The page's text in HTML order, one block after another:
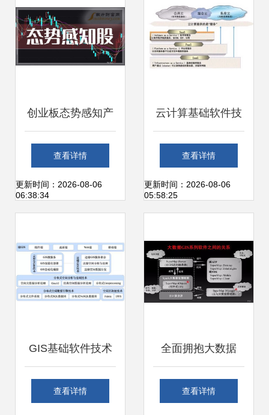
创业板态势感知产
业链布局 聚焦基础
软件与技术服务核
查看详情
更新时间：2026-08-06
06:38:34
云计算基础软件技
术服务概览 核心技
术与服务模式
查看详情
更新时间：2026-08-06
05:58:25
GIS基础软件技术
体系发展及展望 驱
查看详情
全面拥抱大数据
GIS基础软件的技
查看详情